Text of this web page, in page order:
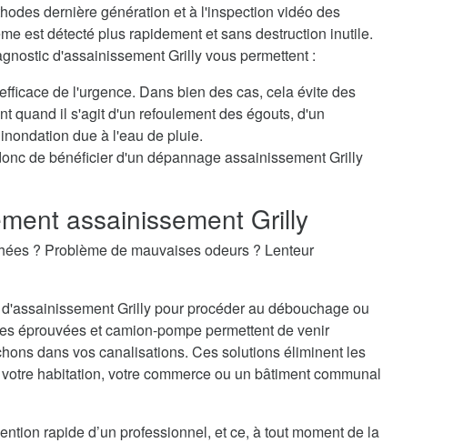
dernière génération et à l'inspection vidéo des
est détecté plus rapidement et sans destruction inutile.
d'assainissement Grilly vous permettent :
de l'urgence. Dans bien des cas, cela évite des
quand il s'agit d'un refoulement des égouts, d'un
due à l'eau de pluie.
de bénéficier d'un dépannage assainissement Grilly
assainissement Grilly
? Problème de mauvaises odeurs ? Lenteur
Grilly pour procéder au débouchage ou
éprouvées et camion-pompe permettent de venir
dans vos canalisations. Ces solutions éliminent les
habitation, votre commerce ou un bâtiment communal
rapide d’un professionnel, et ce, à tout moment de la